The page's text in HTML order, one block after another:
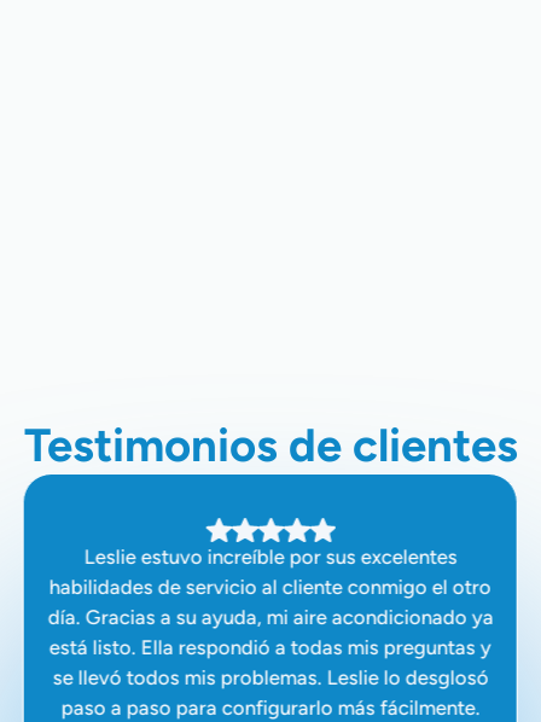
Testimonios de clientes
Leslie estuvo increíble por sus excelentes
habilidades de servicio al cliente conmigo el otro
día. Gracias a su ayuda, mi aire acondicionado ya
está listo. Ella respondió a todas mis preguntas y
se llevó todos mis problemas. Leslie lo desglosó
paso a paso para configurarlo más fácilmente.